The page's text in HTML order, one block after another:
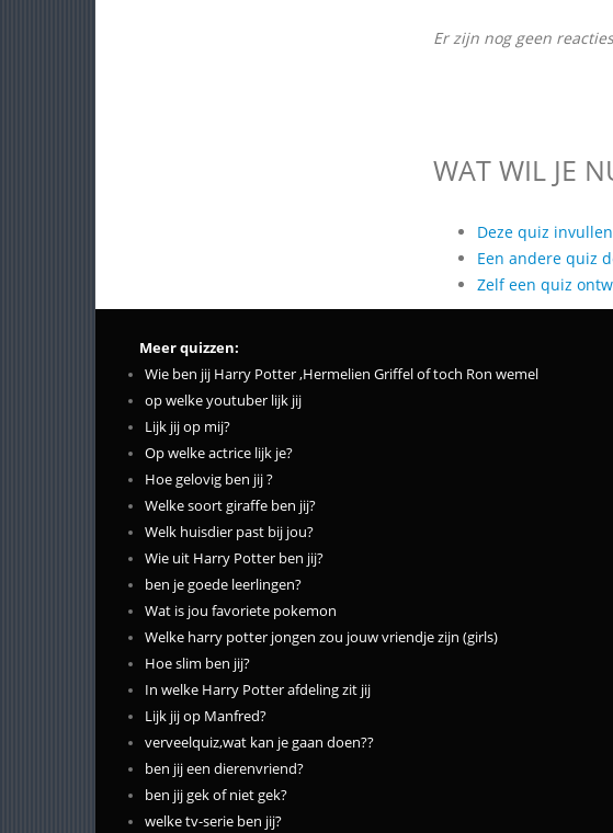
Er zijn nog geen
WAT WIL JE
Deze quiz invullen
Een andere quiz
Zelf een quiz
Meer quizzen:
Wie ben jij Harry Potter ,Hermelien Griffel of toch Ron wemel
op welke youtuber lijk jij
Lijk jij op mij?
Op welke actrice lijk je?
Hoe gelovig ben jij ?
Welke soort giraffe ben jij?
Welk huisdier past bij jou?
Wie uit Harry Potter ben jij?
ben je goede leerlingen?
Wat is jou favoriete pokemon
Welke harry potter jongen zou jouw vriendje zijn (girls)
Hoe slim ben jij?
In welke Harry Potter afdeling zit jij
Lijk jij op Manfred?
verveelquiz,wat kan je gaan doen??
ben jij een dierenvriend?
ben jij gek of niet gek?
welke tv-serie ben jij?